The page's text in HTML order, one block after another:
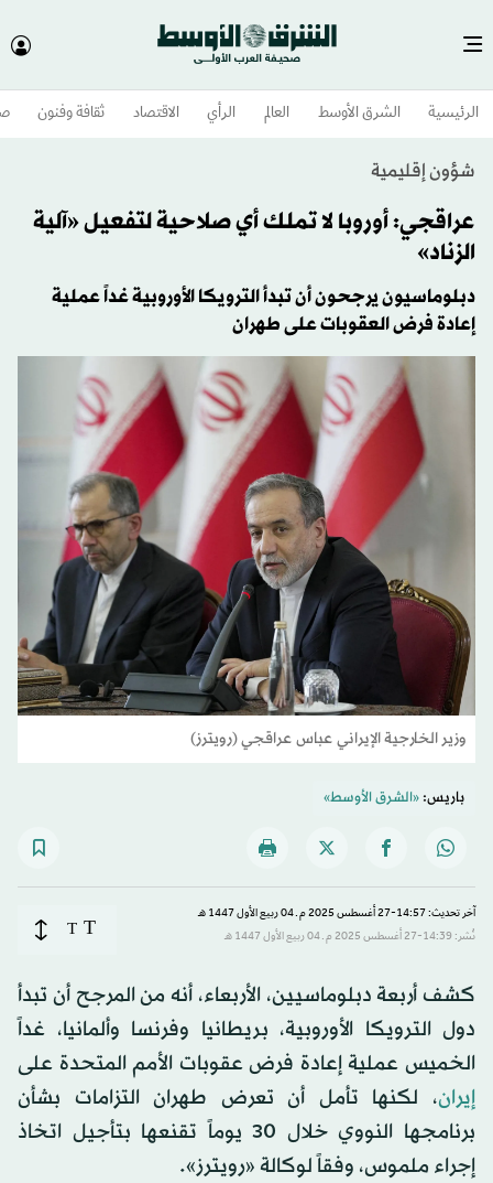
الرئيسية الشرق الأوسط​ العالم الرأي الاقتصاد ثقافة وفنون
شؤون إقليمية
عراقجي: أوروبا لا تملك أي صلاحية لتفعيل «آلية
الزناد»
دبلوماسيون يرجحون أن تبدأ الترويكا الأوروبية غداً عملية
إعادة فرض العقوبات على طهران
وزير الخارجية الإيراني عباس عراقجي (رويترز)
باريس:«الشرق الأوسط»
آخر تحديث: 14:57-27 أغسطس 2025 م ـ 04 ربيع الأول 1447 هـ
نُشر: 14:39-27 أغسطس 2025 م ـ 04 ربيع الأول 1447 هـ
T
T
كشف أربعة دبلوماسيين، الأربعاء، أنه من المرجح أن تبدأ
دول الترويكا الأوروبية، بريطانيا وفرنسا وألمانيا، غداً
الخميس عملية إعادة فرض عقوبات الأمم المتحدة على
إيران، لكنها تأمل أن تعرض طهران التزامات بشأن
برنامجها النووي خلال 30 يوماً تقنعها بتأجيل اتخاذ
إجراء ملموس، وفقاً لوكالة «رويترز».